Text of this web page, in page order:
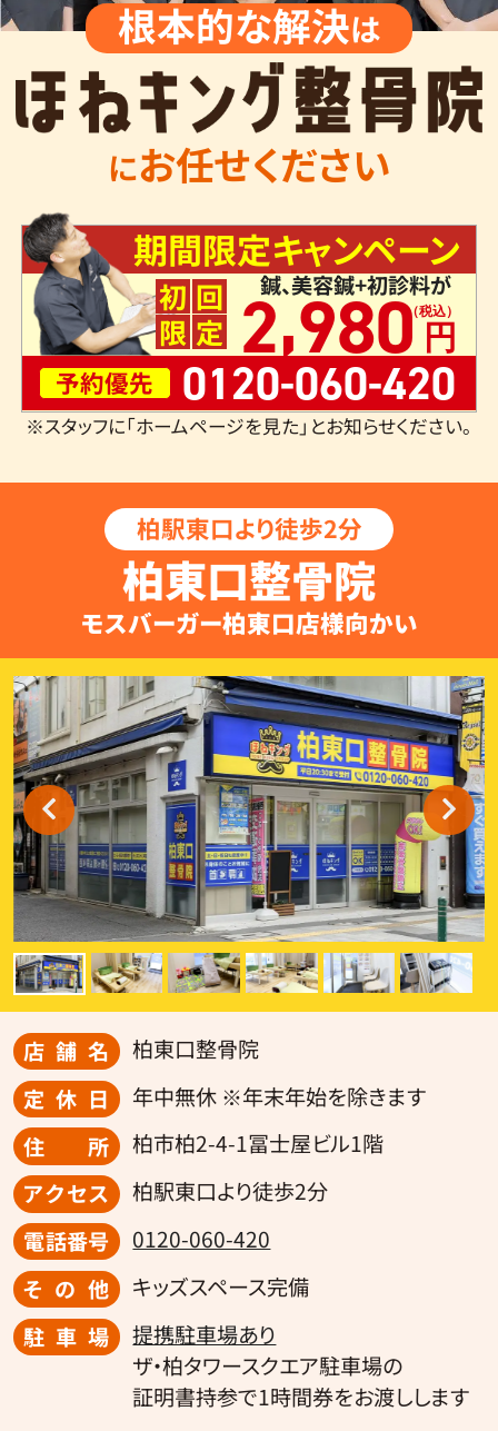
根本的な解決は
にお任せください
期間限定キャンペーン
初 回
限 定
鍼、美容鍼+初診料が
2,980
予約優先 0120-060-420
※スタッフに「ホームページを見た」とお知らせください。
柏駅東口より徒歩2分
柏東口整骨院
モスバーガー柏東口店様向かい
店舗名
柏東口整骨院
定休日
年中無休 ※年末年始を除きます
住所
柏市柏2-4-1冨士屋ビル1階
アクセス
柏駅東口より徒歩2分
電話番号
0120-060-420
その他
キッズスペース完備
駐車場
提携駐車場あり
ザ・柏タワースクエア駐車場の
証明書持参で1時間券をお渡しします